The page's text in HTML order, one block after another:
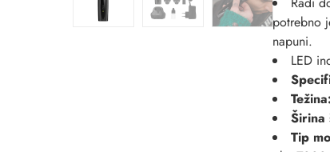
potrebno
napuni.
LED
Težina:
Širina
Tip